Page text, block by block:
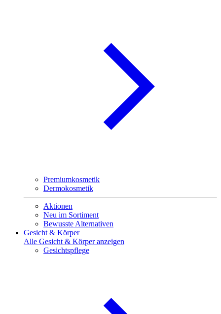
Premiumkosmetik
Dermokosmetik
Aktionen
Neu im Sortiment
Bewusste Alternativen
Gesicht & Körper
Alle Gesicht & Körper anzeigen
Gesichtspflege